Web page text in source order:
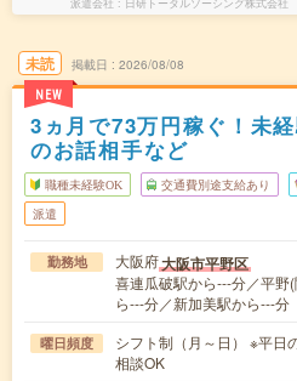
派遣会社 日研トータルソーシング株式会
未読
NEW
掲載日 2026/08/08
3ヵ月で73万円稼ぐ！未
のお話相手など
職種未経験OK 交通費別途支給あり
派遣
勤務地 大阪府大阪市平野区
喜連瓜破駅から---分／平
ら---分／新加美駅から---分
曜日頻度
シフト制（月～日） ※平日
相談OK